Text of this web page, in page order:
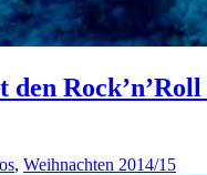
den
, Weihnachten 2014/15